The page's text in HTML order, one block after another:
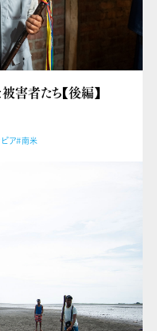
害者たち【後編】
ア#南米